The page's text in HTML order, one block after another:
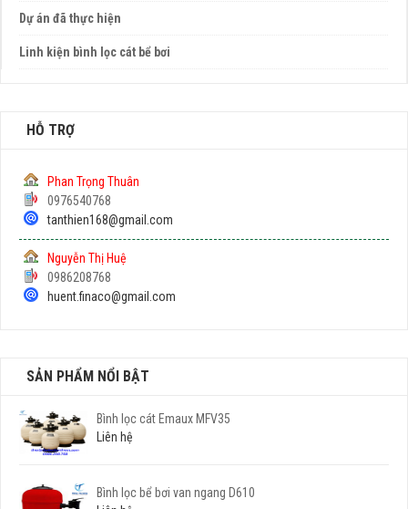
Dự án đã thực hiện
Linh kiện bình lọc cát bể bơi
HỖ TRỢ
Phan Trọng Thuân
0976540768
tanthien168@gmail.com
Nguyễn Thị Huệ
0986208768
huent.finaco@gmail.com
SẢN PHẨM NỔI BẬT
Bình lọc cát Emaux MFV35
Liên hệ
Bình lọc bể bơi van ngang D610